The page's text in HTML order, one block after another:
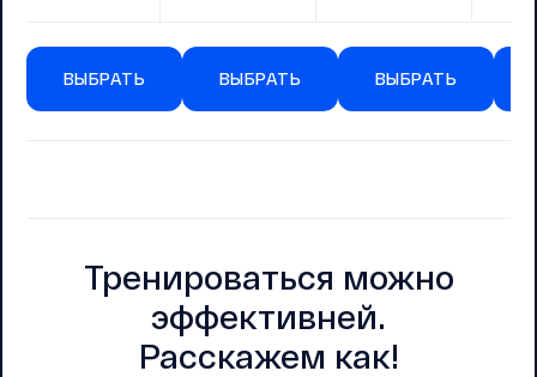
ВЫБРАТЬ ВЫБРАТЬ ВЫБРАТЬ
Тренироваться можно
эффективней.
Расскажем как!